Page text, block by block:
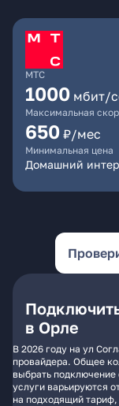
МТС
1000 мбит/
Максимальная
650 ₽/мес
Минимальная цена
Домашний
в Орле
В 2026 году на ул
провайдера. Общее
выбрать
услуги варьируются
на подходящий